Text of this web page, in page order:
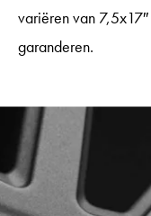
variëren van
garanderen.